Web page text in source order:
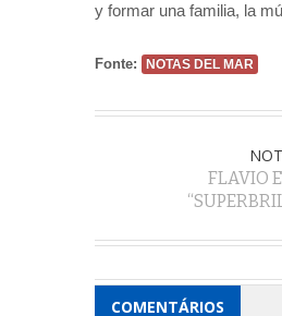
y formar una familia, la
Fonte: NOTAS DEL MAR
FLAVIO
COMENTÁRIOS